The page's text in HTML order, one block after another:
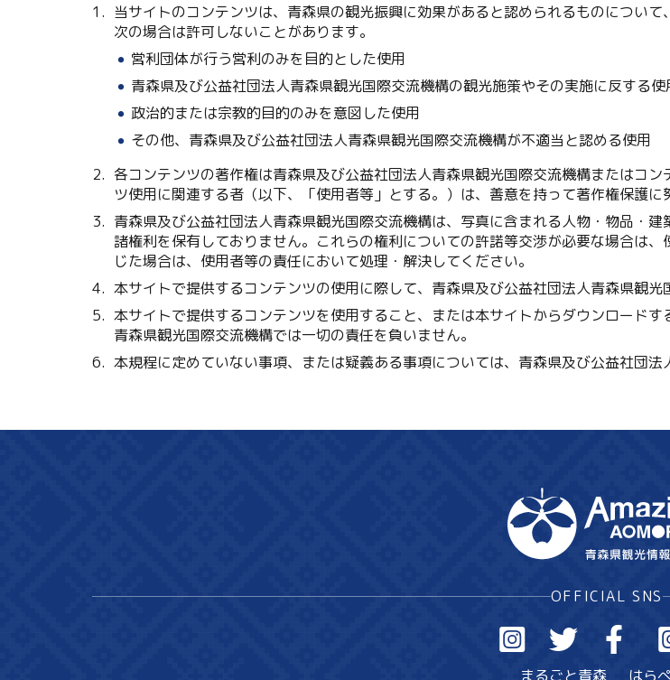
当サイトのコンテンツは、青森県の観光振興に効果があると認められるものについ
次の場合は許可しないことがあります。
営利団体が行う営利のみを目的とした使用
青森県及び公益社団法人青森県観光国際交流機構の観光施策やその実施に反する使
政治的または宗教的目的のみを意図した使用
その他、青森県及び公益社団法人青森県観光国際交流機構が不適当と認める使用
各コンテンツの著作権は青森県及び公益社団法人青森県観光国際交流機構またはコ
ツ使用に関連する者（以下、「使用者等」とする。）は、善意を持って著作権保護に
青森県及び公益社団法人青森県観光国際交流機構は、写真に含まれる人物・物品・
諸権利を保有しておりません。これらの権利についての許諾等交渉が必要な場合は
じた場合は、使用者等の責任において処理・解決してください。
本サイトで提供するコンテンツの使用に際して、青森県及び公益社団法人青森県観光
本サイトで提供するコンテンツを使用すること、または本サイトからダウンロード
青森県観光国際交流機構では一切の責任を負いません。
本規程に定めていない事項、または疑義ある事項については、青森県及び公益社団
OFFICIAL SNS
まるごと青森 はら